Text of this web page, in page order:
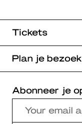
Tickets
Plan je bezoek
Abonneer je